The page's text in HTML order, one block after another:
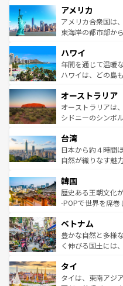
ンツ一覧を参照し
の建物がそのまま
博物館もあり、ア
ことができる。国
ば市内交通費無料で観
着のスイス情報は
アメリカ
アメリカ合衆国は
東海岸の都市部か
のような巨大都市
ンメントが詰まっ
西部には大自然が
部のニューオーリ
文化が魅力。旅行
しみながら、その
ならではの贅沢な旅のスタイル
情報はコンテンツ
ハワイ
年間を通じて温暖
ハワイは、どの島
ワイ島は見逃せな
島だが、静かな自
おすすめ。エメラ
れるおもてなしの
人々、おいしいロ
ク、伝統的なフラ
ワイを、存分に味わってほしい。
はコンテンツ一覧
オーストラリア
オーストラリアは
シドニーのシンボ
リアリーフや大陸
ク）、タスマニア
ど、見どころがた
いる。アクティビ
ビング、ハイキン
い。オーストラリ
参照してほしい。
台湾
日本から約４時間
自然が織りなす魅
ン）、静ひつな山
と山間の静けさが
驚きをもたらして
容にもいいと評判
が味わ
照してほしい。
韓国
歴史ある王朝文化
-POPで世界を席巻
き、地方に足を延
できる。そして、
まで、さまざまな
リティに包まれな
ベトナム
豊かな自然と多様
く伸びる国土には
急速な発展と共に
ーチミン市のフラ
タイ
タイは、東南アジ